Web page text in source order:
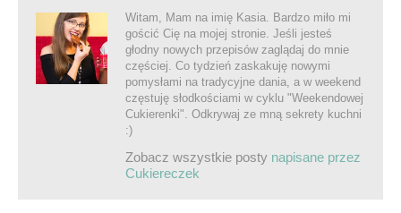
Witam, Mam na imię Kasia. Bardzo miło mi
gościć Cię na mojej stronie. Jeśli jesteś
głodny nowych przepisów zaglądaj do mnie
częściej. Co tydzień zaskakuję nowymi
pomysłami na tradycyjne dania, a w weekend
częstuję słodkościami w cyklu "Weekendowej
Cukierenki". Odkrywaj ze mną sekrety kuchni
:)
Zobacz wszystkie posty napisane przez
Cukiereczek